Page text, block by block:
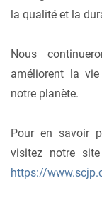
la qualité et la
Nous
améliorent la
notre planète.
Pour en savoir
visitez notre
https://